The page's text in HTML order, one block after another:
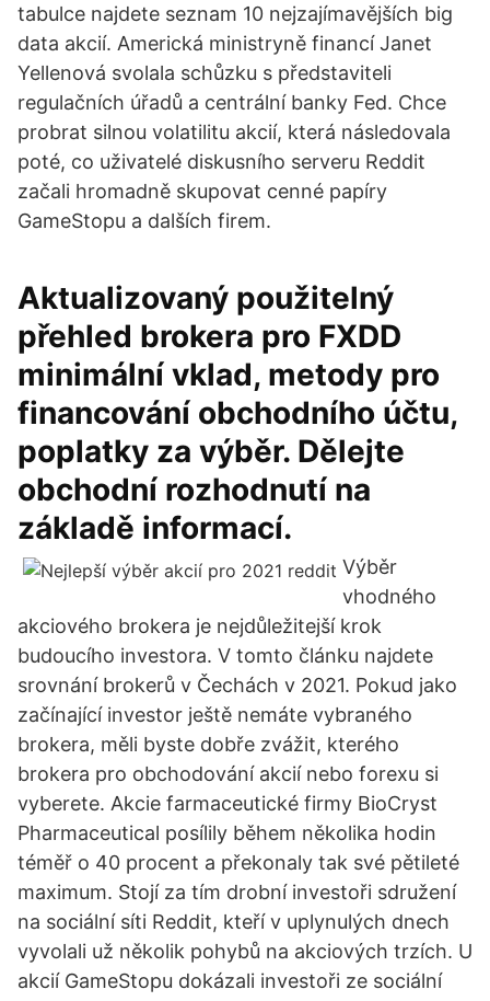
tabulce najdete seznam 10 nejzajímavějších big
data akcií. Americká ministryně financí Janet
Yellenová svolala schůzku s představiteli
regulačních úřadů a centrální banky Fed. Chce
probrat silnou volatilitu akcií, která následovala
poté, co uživatelé diskusního serveru Reddit
začali hromadně skupovat cenné papíry
GameStopu a dalších firem.
Aktualizovaný použitelný
přehled brokera pro FXDD ️
minimální vklad, metody pro
financování obchodního účtu,
poplatky za výběr. Dělejte
obchodní rozhodnutí na
základě informací.
Výběr
vhodného
akciového brokera je nejdůležitejší krok
budoucího investora. V tomto článku najdete
srovnání brokerů v Čechách v 2021. Pokud jako
začínající investor ještě nemáte vybraného
brokera, měli byste dobře zvážit, kterého
brokera pro obchodování akcií nebo forexu si
vyberete. Akcie farmaceutické firmy BioCryst
Pharmaceutical posílily během několika hodin
téměř o 40 procent a překonaly tak své pětileté
maximum. Stojí za tím drobní investoři sdružení
na sociální síti Reddit, kteří v uplynulých dnech
vyvolali už několik pohybů na akciových trzích. U
akcií GameStopu dokázali investoři ze sociální